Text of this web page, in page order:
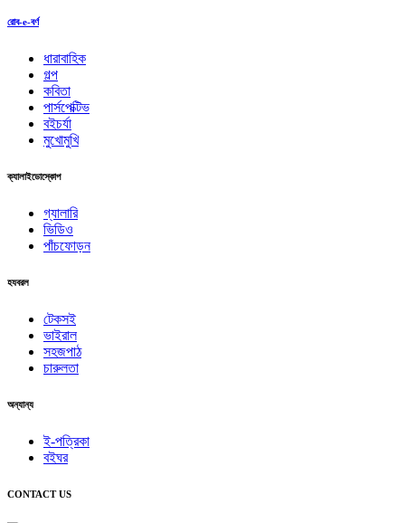
রোব-e-বর্ণ
ধারাবাহিক
গল্প
কবিতা
পার্সপেক্টিভ
বইচর্যা
মুখোমুখি
ক্যালাইডোস্কোপ
গ্যালারি
ভিডিও
পাঁচফোড়ন
হযবরল
টেকসই
ভাইরাল
সহজপাঠ
চারুলতা
অন্যান্য
ই-পত্রিকা
বইঘর
CONTACT US